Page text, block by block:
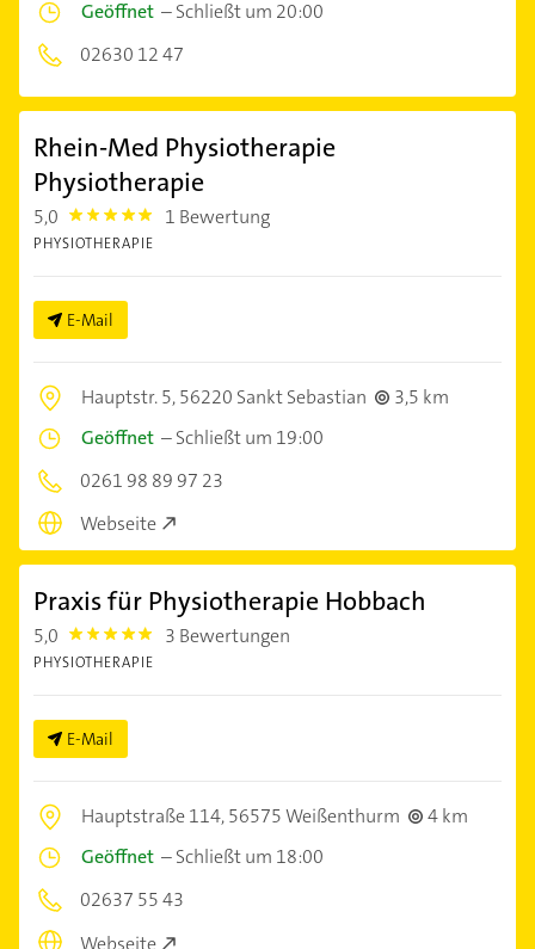
Geöffnet –Schließt um 20:00
02630 12 47
Rhein-Med Physiotherapie
Physiotherapie
5,0 5.0 1 Bewertung
PHYSIOTHERAPIE
E-Mail
Hauptstr. 5,56220 Sankt Sebastian
3,5 km
Geöffnet –Schließt um 19:00
0261 98 89 97 23
Webseite
Praxis für Physiotherapie Hobbach
5,0 5.0 3 Bewertungen
PHYSIOTHERAPIE
E-Mail
Hauptstraße 114,56575 Weißenthurm
4 km
Geöffnet –Schließt um 18:00
02637 55 43
Webseite